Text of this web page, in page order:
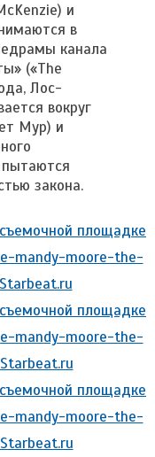
и
в
канала
(«The
Лос-
вокруг
Мур) и
закона.